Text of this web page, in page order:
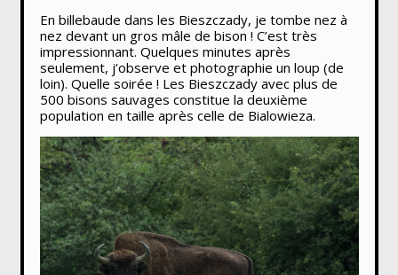
En billebaude dans les Bieszczady, je tombe nez à
nez devant un gros mâle de bison ! C’est très
impressionnant. Quelques minutes après
seulement, j’observe et photographie un loup (de
loin). Quelle soirée ! Les Bieszczady avec plus de
500 bisons sauvages constitue la deuxième
population en taille après celle de Bialowieza.